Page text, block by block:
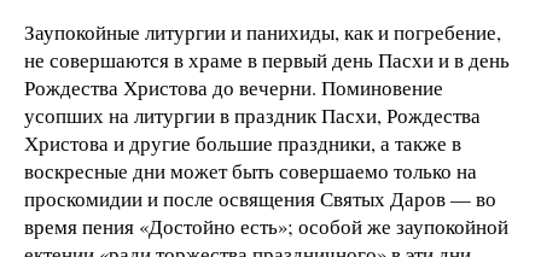
Заупокойные литургии и панихиды, как и погребение,
не совершаются в храме в первый день Пасхи и в день
Рождества Христова до вечерни. Поминовение
усопших на литургии в праздник Пасхи, Рождества
Христова и другие большие праздники, а также в
воскресные дни может быть совершаемо только на
проскомидии и после освящения Святых Даров — во
время пения «Достойно есть»; особой же заупокойной